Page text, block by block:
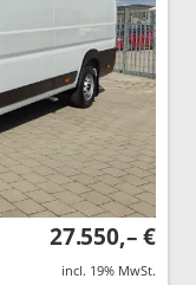
27.550,– €
incl. 19% MwSt.